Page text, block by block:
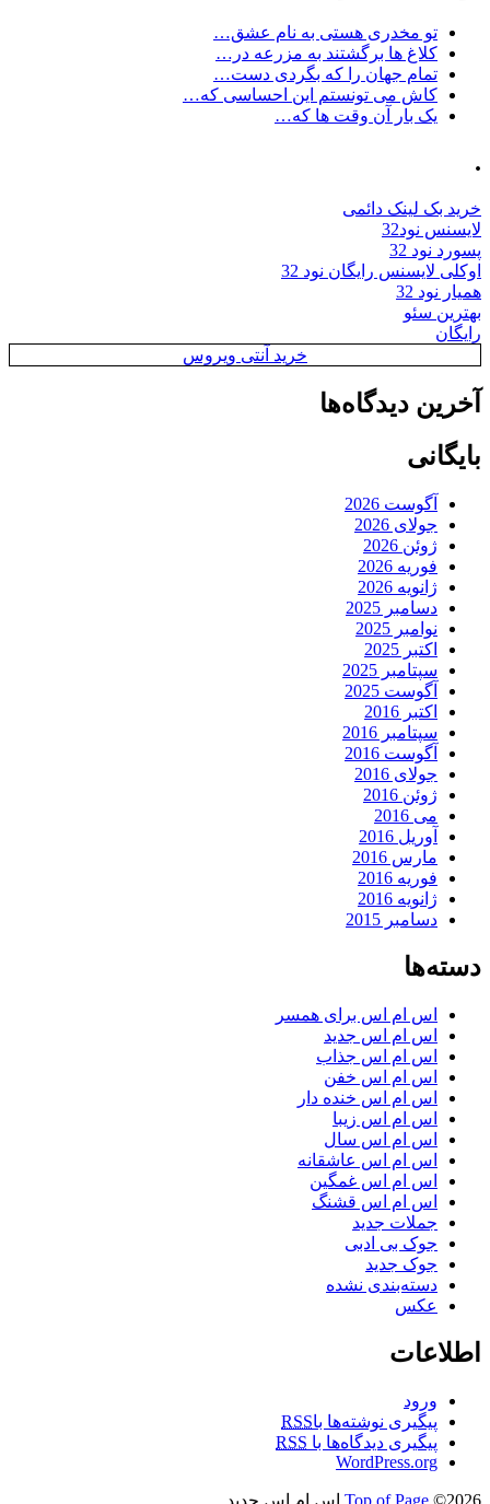
تو مخدری هستی به نام عشق…
کلاغ ها برگشتند به مزرعه در…
تمام جهان را که بگردی دست…
کاش می تونستم این احساسی که…
یک بار آن وقت ها که…
.
خرید بک لینک دائمی
لایسنس نود32
پسورد نود 32
اوکلی لایسنس رایگان نود 32
همیار نود 32
بهترین سئو
رایگان
خرید آنتی ویروس
آخرین دیدگاه‌ها
بایگانی
آگوست 2026
جولای 2026
ژوئن 2026
فوریه 2026
ژانویه 2026
دسامبر 2025
نوامبر 2025
اکتبر 2025
سپتامبر 2025
آگوست 2025
اکتبر 2016
سپتامبر 2016
آگوست 2016
جولای 2016
ژوئن 2016
می 2016
آوریل 2016
مارس 2016
فوریه 2016
ژانویه 2016
دسامبر 2015
دسته‌ها
اس ام اس برای همسر
اس ام اس جدید
اس ام اس جذاب
اس ام اس خفن
اس ام اس خنده دار
اس ام اس زیبا
اس ام اس سال
اس ام اس عاشقانه
اس ام اس غمگین
اس ام اس قشنگ
جملات جدید
جوک بی ادبی
جوک جدید
دسته‌بندی نشده
عکس
اطلاعات
ورود
پیگیری نوشته‌ها باRSS
پیگیری دیدگاه‌ها با RSS
WordPress.org
Top of Page ©2026 اس ام اس جدید